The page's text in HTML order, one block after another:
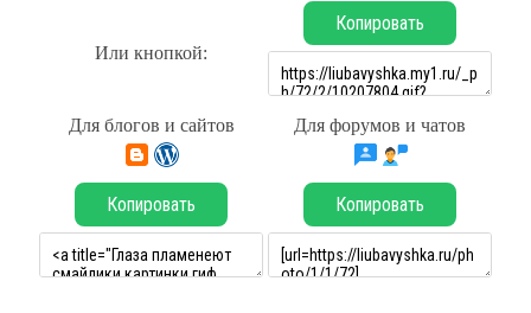
Или кнопкой:
Копировать
Для блогов и сайтов Для форумов и чатов
Копировать Копировать